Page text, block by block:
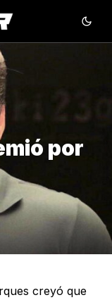
por
creyó que